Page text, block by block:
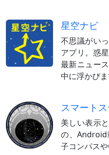
星空ナビ
不思議がい
アプリ。惑
最新ニュー
中に浮かびま
スマート
美しい表示
の、Android
子コンパスや